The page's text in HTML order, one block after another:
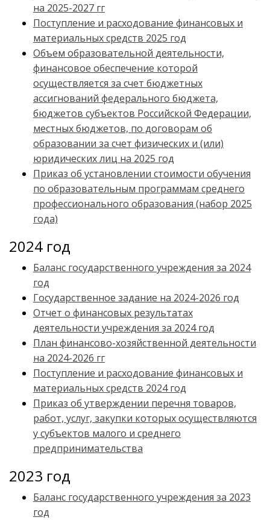
на 2025-2027 гг
Поступление и расходование финансовых и
материальных средств 2025 год
Объем образовательной деятельности,
финансовое обеспечение которой
осуществляется за счет бюджетных
ассигнований федерального бюджета,
бюджетов субъектов Российской Федерации,
местных бюджетов, по договорам об
образовании за счет физических и (или)
юридических лиц на 2025 год
Приказ об установлении стоимости обучения
по образовательным программам среднего
профессионального образования (набор 2025
года)
2024 год
Баланс государственного учреждения за 2024
год
Государственное задание на 2024-2026 год
Отчет о финансовых результатах
деятельности учреждения за 2024 год
План финансово-хозяйственной деятельности
на 2024-2026 гг
Поступление и расходование финансовых и
материальных средств 2024 год
Приказ об утверждении перечня товаров,
работ, услуг, закупки которых осуществляются
у субъектов малого и среднего
предпринимательства
2023 год
Баланс государственного учреждения за 2023
год